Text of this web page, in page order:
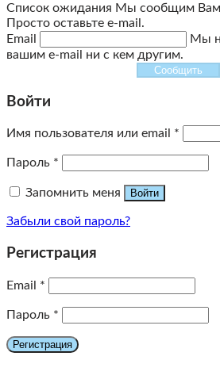
Список ожидания Мы сообщим Вам
Просто оставьте e-mail.
Email
Мы
вашим e-mail ни с кем другим.
Сообщить
Войти
Имя пользователя или email *
Пароль *
Запомнить меня Войти
Забыли свой пароль?
Регистрация
Email *
Пароль *
Регистрация